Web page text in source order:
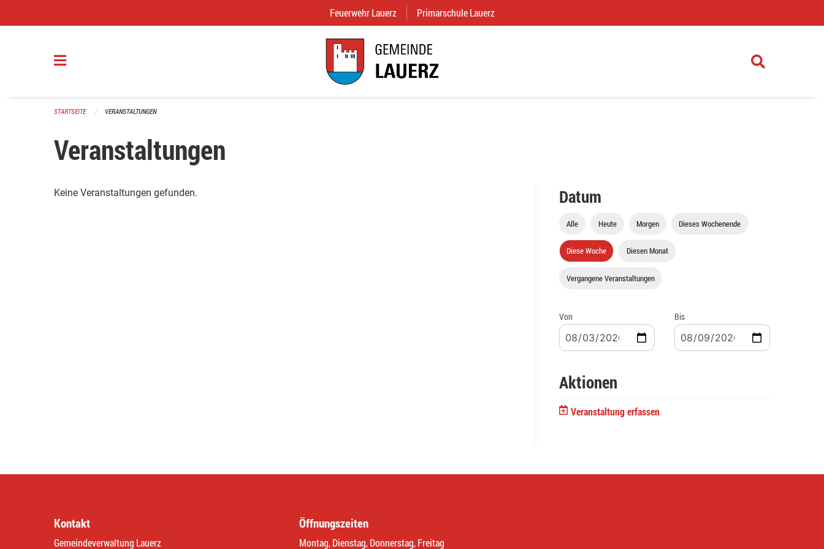
Feuerwehr Lauerz (External Link)
Primarschule Lauerz
STARTSEITE VERANSTALTUNGEN
Veranstaltungen
Keine Veranstaltungen gefunden. Datum
Alle Heute Morgen Dieses Wochenende
Diese Woche Diesen Monat
Vergangene Veranstaltungen
Von Bis
Aktionen
Veranstaltung erfassen
Kontakt
Gemeindeverwaltung Lauerz
Öffnungszeiten
Montag, Dienstag, Donnerstag, Freitag